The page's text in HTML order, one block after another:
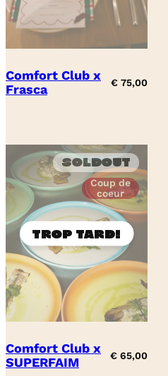
Comfort Club x
Frasca
€ 75,00
Soldout
Coup de
coeur
Comfort Club x
SUPERFAIM
€ 65,00